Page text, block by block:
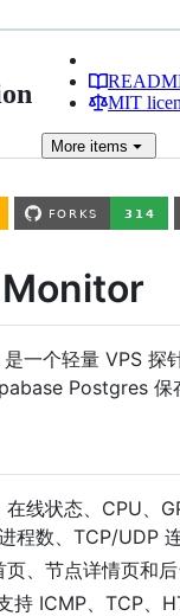
MIT
More items
一个轻量 VPS 探
Postgres
在线状态、CPU、
程数、TCP/UDP
页、节点详情页和
持 ICMP、TCP、